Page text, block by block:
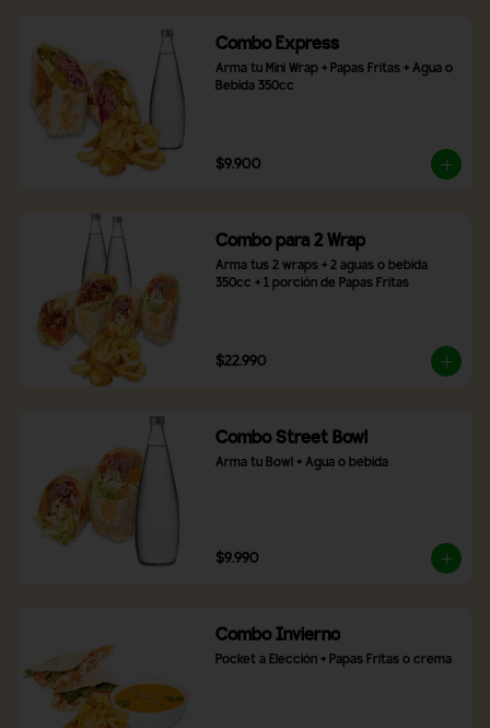
Combo Express
Arma tu Mini Wrap + Papas Fritas + Agua o
Bebida 350cc
$9.900
Combo para 2 Wrap
Arma tus 2 wraps + 2 aguas o bebida
350cc + 1 porción de Papas Fritas
$22.990
Combo Street Bowl
Arma tu Bowl + Agua o bebida
$9.990
Combo Invierno
Pocket a Elección + Papas Fritas o crema